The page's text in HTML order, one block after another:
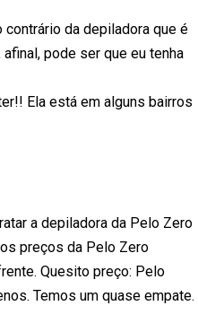
da depiladora que é
pode ser que eu tenha
Ela está em alguns bairros
a depiladora da Pelo Zero
preços da Pelo Zero
Quesito preço: Pelo
Temos um quase empate.